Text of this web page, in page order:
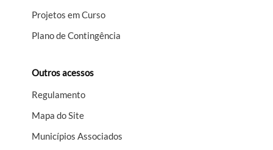
Projetos em Curso
Plano de Contingência
Outros acessos
Regulamento
Mapa do Site
Municípios Associados